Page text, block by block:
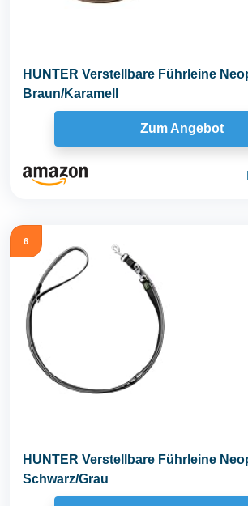
HUNTER Verstellbare Führleine
Braun/Karamell
Zum Angebot
6
HUNTER Verstellbare Führleine
Schwarz/Grau